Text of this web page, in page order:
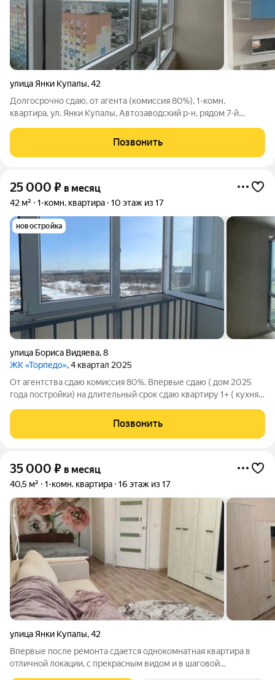
улица Янки Купалы,42
Долгосрочно сдаю, от агента (комиссия 80%), 1-комн.
квартира, ул. Янки Купалы, Автозаводский р-н, рядом 7-й
чистое, жилое состояние после косметического ремонта,
евроокна, интернет, мебель,
Позвонить
25 000 ₽ в месяц
42 м² 1-комн. квартира 10 этаж из 17
новостройка
улица Бориса Видяева,8
ЖК «Торпедо», 4 квартал 2025
От агентства сдаю комиссия 80%. Впервые сдаю ( дом 2025
года постройки) на длительный срок сдаю квартиру 1+ ( кухня
Автозаводский р-н, новый дом, чистое, жилое состояние
(муницип.отд), евроокна,
Позвонить
35 000 ₽ в месяц
40,5 м² 1-комн. квартира 16 этаж из 17
улица Янки Купалы,42
Впервые после ремонта сдается однокомнатная квартира в
отличной локации, с прекрасным видом и в шаговой